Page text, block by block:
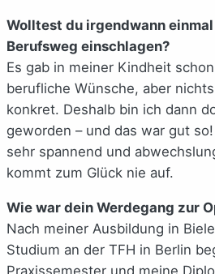
Wolltest du irgendwann
Berufsweg einschlagen?
Es gab in meiner Kindheit
berufliche Wünsche, aber
konkret. Deshalb bin ich dann
geworden – und das war gut
sehr spannend und
kommt zum Glück nie auf.
Wie war dein Werdegang zur
Nach meiner Ausbildung in
Studium an der TFH in Berlin